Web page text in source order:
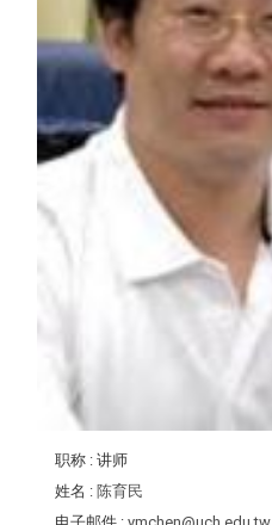
职称 : 讲师
姓名 : 陈育民